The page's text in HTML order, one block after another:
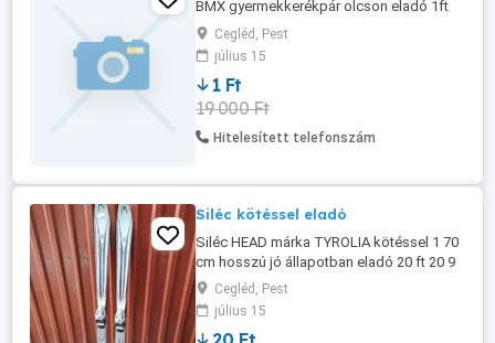
BMX gyermekkerékpár olcson eladó 1ft
Cegléd, Pest
július 15
1 Ft
19 000 Ft
Hitelesített telefonszám
Siléc kötéssel eladó
Siléc HEAD márka TYROLIA kötéssel 1 70
cm hosszú jó állapotban eladó 20 ft 20 9
343 520
Cegléd, Pest
július 15